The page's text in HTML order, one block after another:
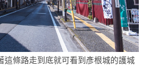
這條路走到底就可看到彥根城的護城